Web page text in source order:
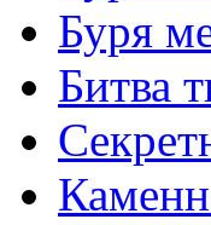
Буря
Битва